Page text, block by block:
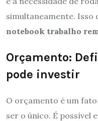
simultaneamente. Isso
notebook trabalho
Orçamento:
pode investir
O orçamento é um
ser o único. É possível